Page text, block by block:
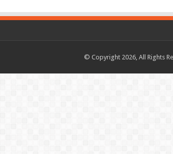
© Copyright 2026, All Rights